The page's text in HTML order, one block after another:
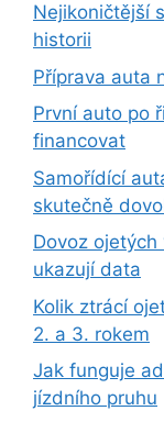
Nejikoničtější
historii
Příprava auta
První auto po
financovat
Samořídící
skutečně
Dovoz
ukazují data
Kolik ztrácí
2. a 3. rokem
Jak funguje
jízdního pruhu